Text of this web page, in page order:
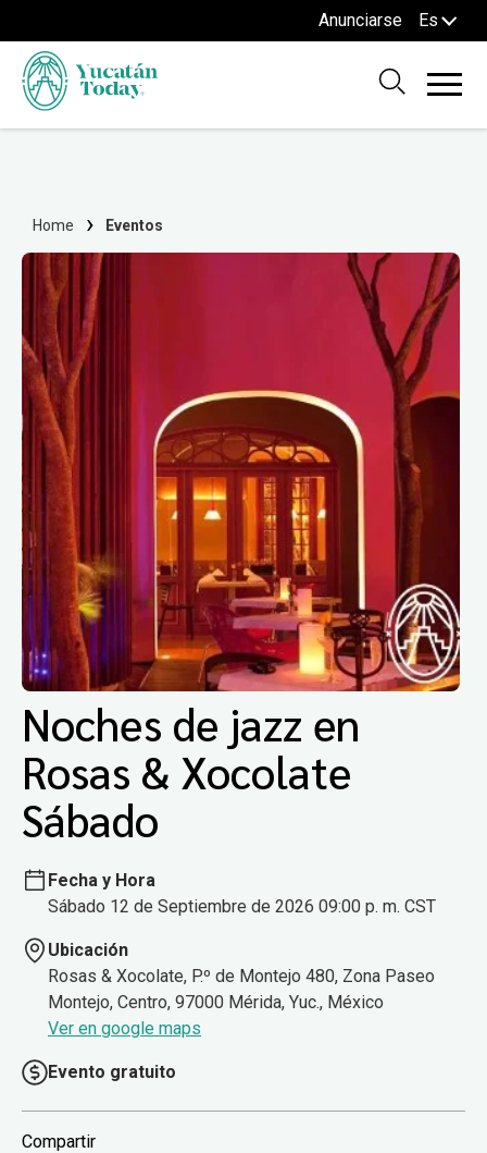
Anunciarse Es
Home Eventos
Noches de jazz en
Rosas & Xocolate
Sábado
Fecha y Hora
Sábado 12 de Septiembre de 2026 09:00 p. m. CST
Ubicación
Rosas & Xocolate, P.º de Montejo 480, Zona Paseo
Montejo, Centro, 97000 Mérida, Yuc., México
Ver en google maps
Evento gratuito
Compartir